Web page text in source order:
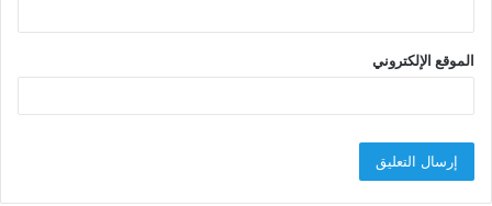
الموقع الإلكتروني